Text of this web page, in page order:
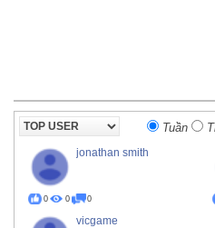
Tuần
jonathan smith
0 0 0
vicgame